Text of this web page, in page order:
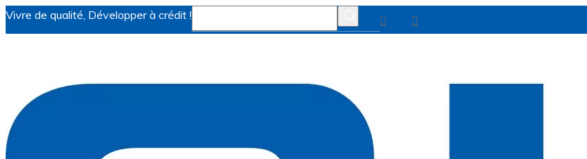
Vivre de qualité, Développer à crédit !
Résumé du produit
 